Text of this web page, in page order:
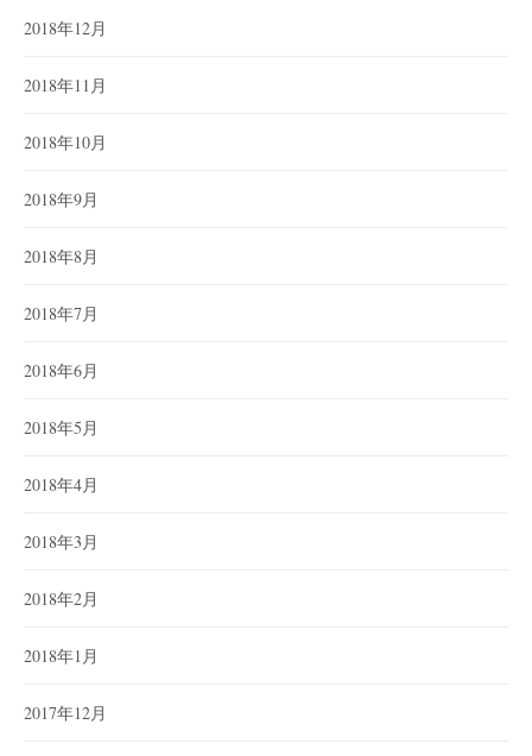
2018年12月
2018年11月
2018年10月
2018年9月
2018年8月
2018年7月
2018年6月
2018年5月
2018年4月
2018年3月
2018年2月
2018年1月
2017年12月